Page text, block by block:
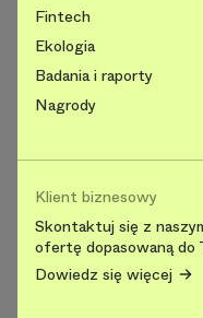
Fintech
Ekologia
Badania i raporty
Nagrody
Klient biznesowy
Skontaktuj się z
ofertę dopasowaną do
Dowiedz się więcej